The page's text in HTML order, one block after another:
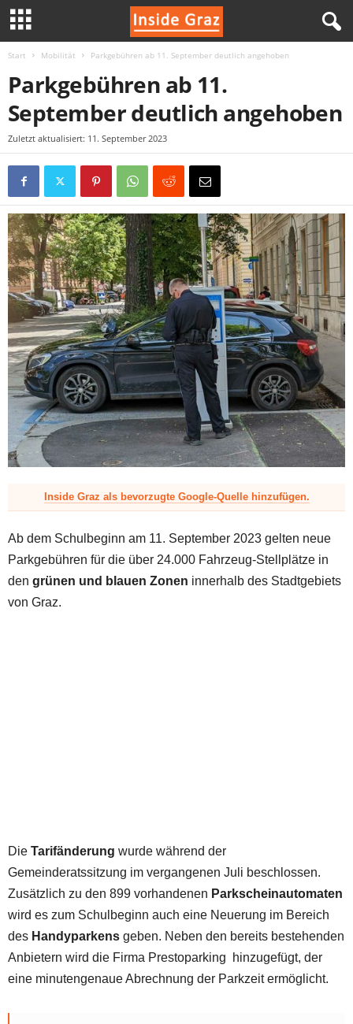
Start Mobilität Parkgebühren ab 11. September deutlich angehoben
Parkgebühren ab 11.
September deutlich angehoben
Zuletzt aktualisiert: 11. September 2023
Inside Graz als bevorzugte Google-Quelle hinzufügen.
Ab dem Schulbeginn am 11. September 2023 gelten neue
Parkgebühren für die über 24.000 Fahrzeug-Stellplätze in
den grünen und blauen Zonen innerhalb des Stadtgebiets
von Graz.
Die Tarifänderung wurde während der
Gemeinderatssitzung im vergangenen Juli beschlossen.
Zusätzlich zu den 899 vorhandenen Parkscheinautomaten
wird es zum Schulbeginn auch eine Neuerung im Bereich
des Handyparkens geben. Neben den bereits bestehenden
Anbietern wird die Firma Prestoparking hinzugefügt, der
eine minutengenaue Abrechnung der Parkzeit ermöglicht.